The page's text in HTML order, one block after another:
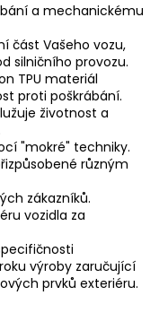
a mechanickému
část Vašeho vozu,
silničního provozu.
TPU materiál
proti poškrábání.
životnost a
"mokré" techniky.
různým
zákazníků.
vozidla za
výroby zaručující
prvků exteriéru.